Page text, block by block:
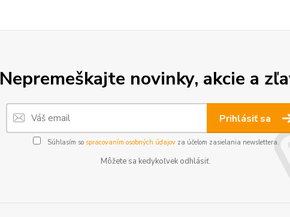
Nepremeškajte novinky, akcie a
Prihlásiť sa
Súhlasím so spracovaním osobných údajovza účelom zasielania newslettera.
Môžete sa kedykoľvek odhlásiť.